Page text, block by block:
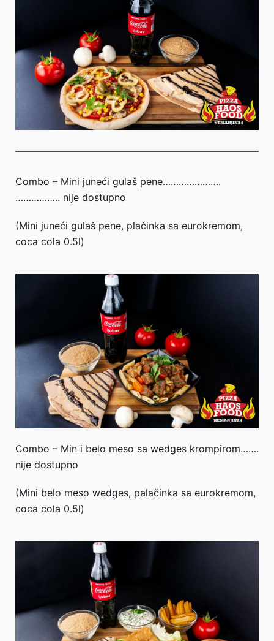
Combo – Mini juneći gulaš pene………………….
…………….. nije dostupno
(Mini juneći gulaš pene, plačinka sa eurokremom,
coca cola 0.5l)
Combo – Min i belo meso sa wedges krompirom…….
nije dostupno
(Mini belo meso wedges, palačinka sa eurokremom,
coca cola 0.5l)